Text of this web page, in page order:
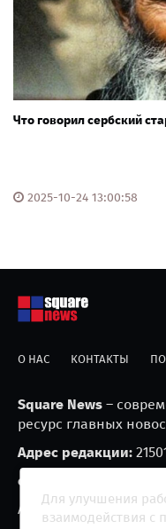
Что говорил сербский
2025-10-24 13:00:58
О НАС КОНТАКТЫ
Square News –
ресурс главных
Адрес редакции:
e-mail:
Агрегатор новостей
Для улучшения
взаимодействия с